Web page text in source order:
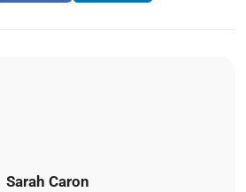
Sarah Caron